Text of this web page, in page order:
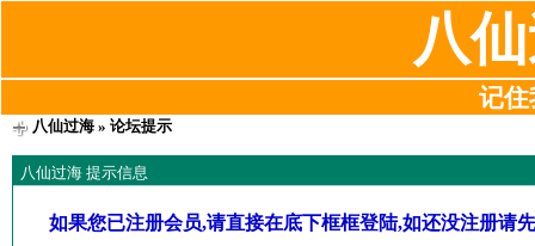
八
记住
八仙过海» 论坛提示
八仙过海 提示信息
如果您已注册会员,请直接在底下框框登陆,如还没注册请